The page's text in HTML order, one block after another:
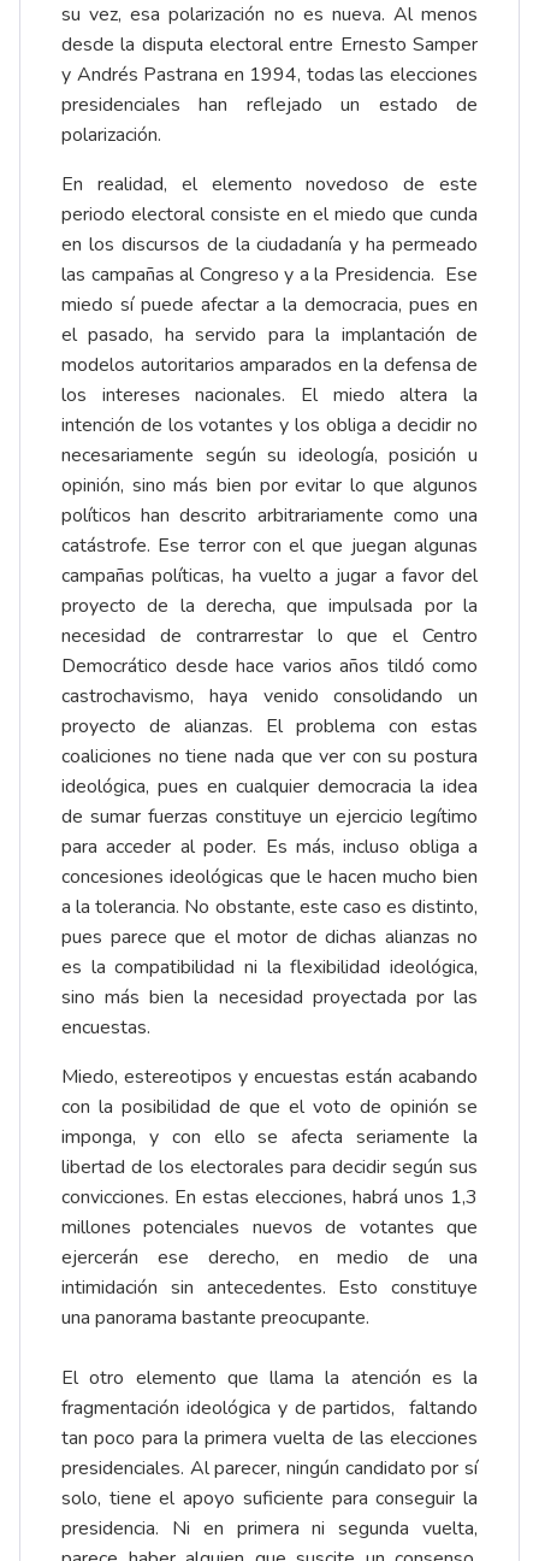
su vez, esa polarización no es nueva. Al menos
desde la disputa electoral entre Ernesto Samper
y Andrés Pastrana en 1994, todas las elecciones
presidenciales han reflejado un estado de
polarización.
En realidad, el elemento novedoso de este
periodo electoral consiste en el miedo que cunda
en los discursos de la ciudadanía y ha permeado
las campañas al Congreso y a la Presidencia. Ese
miedo sí puede afectar a la democracia, pues en
el pasado, ha servido para la implantación de
modelos autoritarios amparados en la defensa de
los intereses nacionales. El miedo altera la
intención de los votantes y los obliga a decidir no
necesariamente según su ideología, posición u
opinión, sino más bien por evitar lo que algunos
políticos han descrito arbitrariamente como una
catástrofe. Ese terror con el que juegan algunas
campañas políticas, ha vuelto a jugar a favor del
proyecto de la derecha, que impulsada por la
necesidad de contrarrestar lo que el Centro
Democrático desde hace varios años tildó como
castrochavismo, haya venido consolidando un
proyecto de alianzas. El problema con estas
coaliciones no tiene nada que ver con su postura
ideológica, pues en cualquier democracia la idea
de sumar fuerzas constituye un ejercicio legítimo
para acceder al poder. Es más, incluso obliga a
concesiones ideológicas que le hacen mucho bien
a la tolerancia. No obstante, este caso es distinto,
pues parece que el motor de dichas alianzas no
es la compatibilidad ni la flexibilidad ideológica,
sino más bien la necesidad proyectada por las
encuestas.
Miedo, estereotipos y encuestas están acabando
con la posibilidad de que el voto de opinión se
imponga, y con ello se afecta seriamente la
libertad de los electorales para decidir según sus
convicciones. En estas elecciones, habrá unos 1,3
millones potenciales nuevos de votantes que
ejercerán ese derecho, en medio de una
intimidación sin antecedentes. Esto constituye
una panorama bastante preocupante.
El otro elemento que llama la atención es la
fragmentación ideológica y de partidos, faltando
tan poco para la primera vuelta de las elecciones
presidenciales. Al parecer, ningún candidato por sí
solo, tiene el apoyo suficiente para conseguir la
presidencia. Ni en primera ni segunda vuelta,